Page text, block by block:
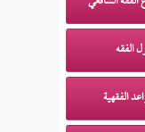
الفقه
الفقهية